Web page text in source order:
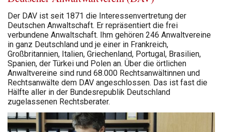
Der DAV ist seit 1871 die Interessenvertretung der
Deutschen Anwaltschaft. Er repräsentiert die frei
verbundene Anwaltschaft. Ihm gehören 246 Anwaltvereine
in ganz Deutschland und je einer in Frankreich,
Großbritannien, Italien, Griechenland, Portugal, Brasilien,
Spanien, der Türkei und Polen an. Über die örtlichen
Anwaltvereine sind rund 68.000 Rechtsanwältinnen und
Rechtsanwälte dem DAV angeschlossen. Das ist fast die
Hälfte aller in der Bundesrepublik Deutschland
zugelassenen Rechtsberater.